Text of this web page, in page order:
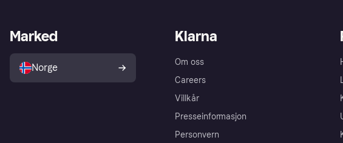
Klarna
Om oss
Careers
Villkår
Presseinformasjon
Personvern
Marked
Norge